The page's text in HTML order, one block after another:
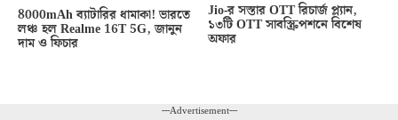
8000mAh ব্যাটারির ধামাকা! ভারতে
লঞ্চ হল Realme 16T 5G, জানুন
দাম ও ফিচার
Jio-র সস্তার OTT রিচার্জ প্ল্যান,
১৩টি OTT সাবস্ক্রিপশনে বিশেষ
অফার
---Advertisement---